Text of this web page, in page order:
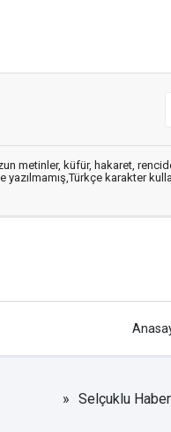
metinler, küfür, hakaret,
yazılmamış,Türkçe karakter
Selçuklu